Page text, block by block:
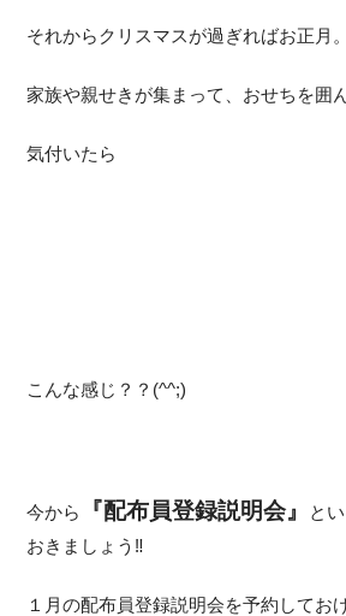
それからクリスマスが過ぎればお正月。
家族や親せきが集まって、おせちを囲
気付いたら
こんな感じ？？(^^;)
今から 『配布員登録説明会』
と
おきましょう‼
１月の配布員登録説明会を予約してお